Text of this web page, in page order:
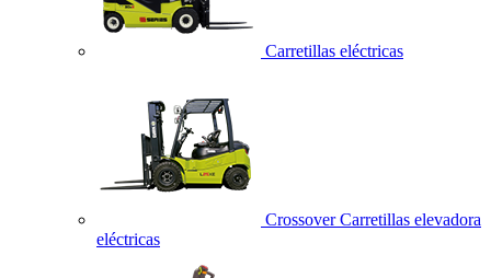
Carretillas eléctricas
Crossover Carretillas elevadora
eléctricas